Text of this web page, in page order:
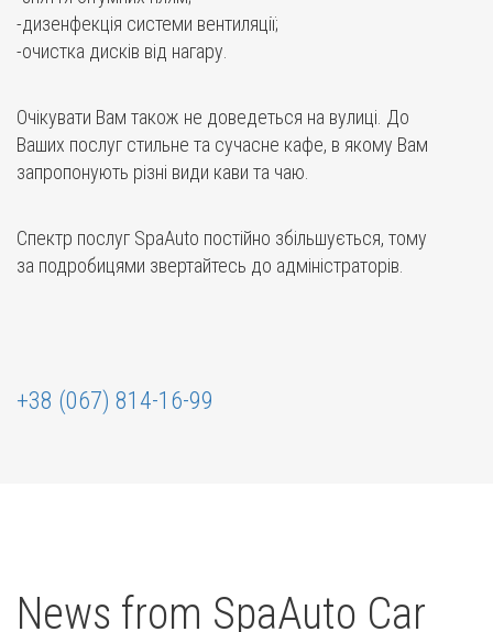
-дизенфекція системи вентиляції;
-очистка дисків від нагару.
Очікувати Вам також не доведеться на вулиці. До
Ваших послуг стильне та сучасне кафе, в якому Вам
запропонують різні види кави та чаю.
Спектр послуг SpaAuto постійно збільшується, тому
за подробицями звертайтесь до адміністраторів.
+38 (067) 814-16-99
News from SpaAuto Car